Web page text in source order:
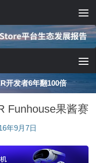
开发者6年翻100倍
Funhouse果酱赛
年9月7日